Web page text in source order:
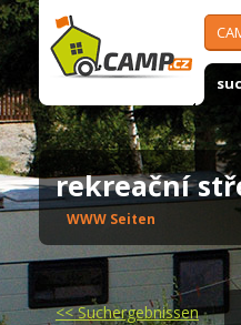
rekreační
WWW Seiten
<<Suchergebnissen